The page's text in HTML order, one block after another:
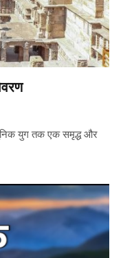
युग तक एक समृद्ध और